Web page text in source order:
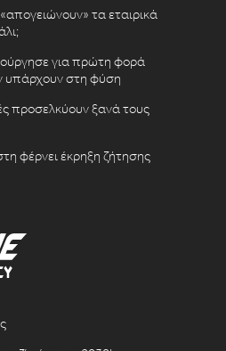
τα εταιρικά
για πρώτη φορά
υπάρχουν στη φύση
προσελκύουν ξανά τους
φέρνει έκρηξη ζήτησης